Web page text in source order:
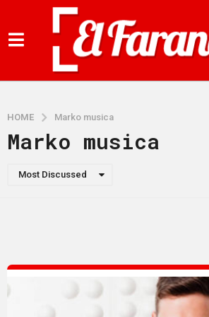
HOME Marko musica
Marko musica
Most Discussed